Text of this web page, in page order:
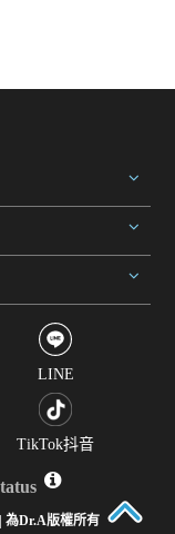
LINE
TikTok抖音
為Dr.A版權所有